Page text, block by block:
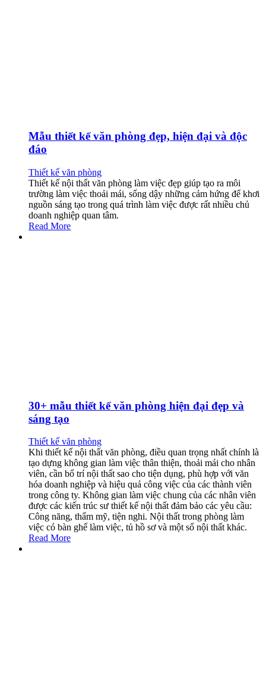
Mẫu thiết kế văn phòng đẹp, hiện đại và độc
đáo
Thiết kế văn phòng
Thiết kế nội thất văn phòng làm việc đẹp giúp tạo ra môi
trường làm việc thoải mái, sống dậy những cảm hứng để khơi
nguồn sáng tạo trong quá trình làm việc được rất nhiều chủ
doanh nghiệp quan tâm.
Read More
30+ mẫu thiết kế văn phòng hiện đại đẹp và
sáng tạo
Thiết kế văn phòng
Khi thiết kế nội thất văn phòng, điều quan trọng nhất chính là
tạo dựng không gian làm việc thân thiện, thoải mái cho nhân
viên, cần bố trí nội thất sao cho tiện dụng, phù hợp với văn
hóa doanh nghiệp và hiệu quả công việc của các thành viên
trong công ty. Không gian làm việc chung của các nhân viên
được các kiến trúc sư thiết kế nội thất đảm bảo các yêu cầu:
Công năng, thẩm mỹ, tiện nghi. Nội thất trong phòng làm
việc có bàn ghế làm việc, tủ hồ sơ và một số nội thất khác.
Read More